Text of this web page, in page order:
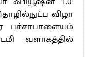
ஃபியூஷன் 1.0’
தொழில்நுட்ப விழா
பச்சாபாளையம்
வளாகத்தில்